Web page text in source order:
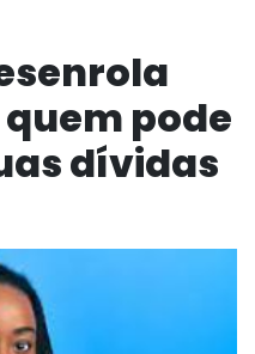
quem pode
dívidas